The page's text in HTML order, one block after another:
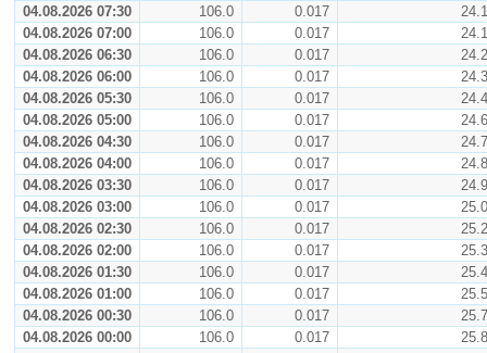
04.08.2026 07:30
106.0 0.017
24.1
04.08.2026 07:00
106.0 0.017
24.1
04.08.2026 06:30
106.0 0.017
24.2
04.08.2026 06:00
106.0 0.017
24.3
04.08.2026 05:30
106.0 0.017
24.4
04.08.2026 05:00
106.0 0.017
24.6
04.08.2026 04:30
106.0 0.017
24.7
04.08.2026 04:00
106.0 0.017
24.8
04.08.2026 03:30
106.0 0.017
24.9
04.08.2026 03:00
106.0 0.017
25.0
04.08.2026 02:30
106.0 0.017
25.2
04.08.2026 02:00
106.0 0.017
25.3
04.08.2026 01:30
106.0 0.017
25.4
04.08.2026 01:00
106.0 0.017
25.5
04.08.2026 00:30
106.0 0.017
25.7
04.08.2026 00:00
106.0 0.017
25.8